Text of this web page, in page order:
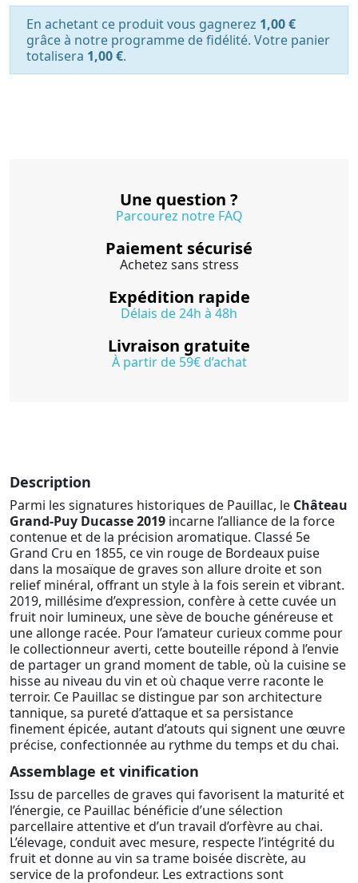
En achetant ce produit vous gagnerez 1,00 €
grâce à notre programme de fidélité. Votre panier
totalisera 1,00 €.
Une question ?
Parcourez notre FAQ
Paiement sécurisé
Achetez sans stress
Expédition rapide
Délais de 24h à 48h
Livraison gratuite
À partir de 59€ d’achat
Description
Parmi les signatures historiques de Pauillac, le Château
Grand-Puy Ducasse 2019 incarne l’alliance de la force
contenue et de la précision aromatique. Classé 5e
Grand Cru en 1855, ce vin rouge de Bordeaux puise
dans la mosaïque de graves son allure droite et son
relief minéral, offrant un style à la fois serein et vibrant.
2019, millésime d’expression, confère à cette cuvée un
fruit noir lumineux, une sève de bouche généreuse et
une allonge racée. Pour l’amateur curieux comme pour
le collectionneur averti, cette bouteille répond à l’envie
de partager un grand moment de table, où la cuisine se
hisse au niveau du vin et où chaque verre raconte le
terroir. Ce Pauillac se distingue par son architecture
tannique, sa pureté d’attaque et sa persistance
finement épicée, autant d’atouts qui signent une œuvre
précise, confectionnée au rythme du temps et du chai.
Assemblage et vinification
Issu de parcelles de graves qui favorisent la maturité et
l’énergie, ce Pauillac bénéficie d’une sélection
parcellaire attentive et d’un travail d’orfèvre au chai.
L’élevage, conduit avec mesure, respecte l’intégrité du
fruit et donne au vin sa trame boisée discrète, au
service de la profondeur. Les extractions sont